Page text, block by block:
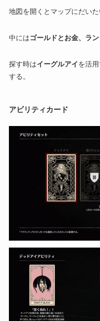
地図を開くとマップにだいた
中にはゴールドとお金、ラ
探す時はイーグルアイを活
する。
アビリティカード